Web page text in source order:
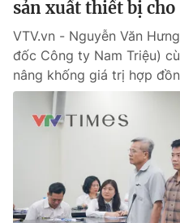
Photo
Video
VTV Money
Thị trường 24h
sản xuất thiết bị
VTV.vn - Nguyễn Văn
đốc Công ty Nam Triệu)
nâng khống giá trị hợp